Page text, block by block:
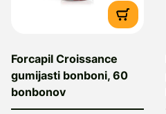
Forcapil Croissance
gumijasti bonboni, 60
bonbonov